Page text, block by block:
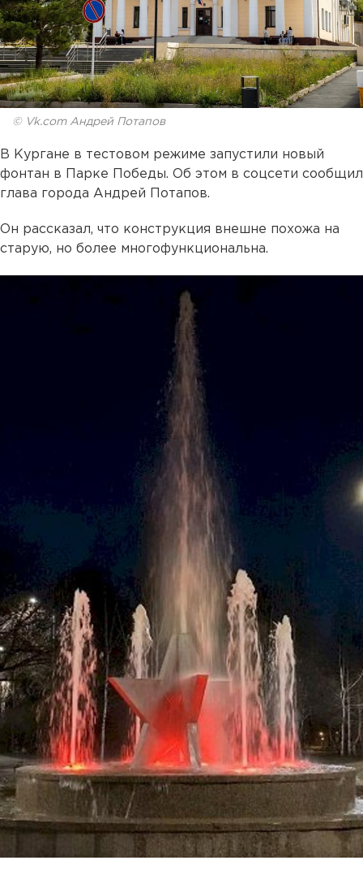
© Vk.com Андрей Потапов
В Кургане в тестовом режиме запустили новый
фонтан в Парке Победы. Об этом в соцсети сообщил
глава города Андрей Потапов.
Он рассказал, что конструкция внешне похожа на
старую, но более многофункциональна.